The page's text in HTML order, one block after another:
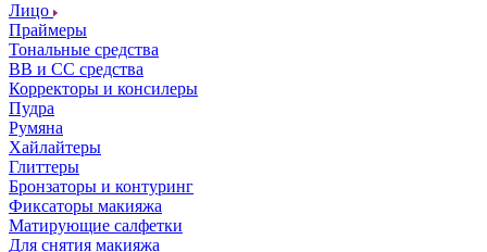
Лицо
Праймеры
Тональные средства
ВВ и СС средства
Корректоры и консилеры
Пудра
Румяна
Хайлайтеры
Глиттеры
Бронзаторы и контуринг
Фиксаторы макияжа
Матирующие салфетки
Для снятия макияжа